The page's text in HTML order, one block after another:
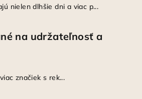
nielen dlhšie dni a viac p...
na udržateľnosť a
značiek s rek...